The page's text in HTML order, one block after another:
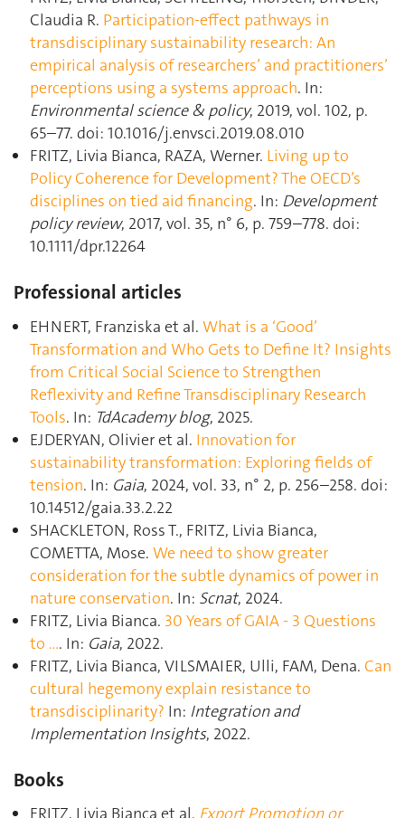
Claudia R. Participation-effect pathways in
transdisciplinary sustainability research: An
empirical analysis of researchers’ and practitioners’
perceptions using a systems approach. In:
Environmental science & policy, 2019, vol. 102, p.
65–77. doi: 10.1016/j.envsci.2019.08.010
FRITZ, Livia Bianca, RAZA, Werner. Living up to
Policy Coherence for Development? The OECD’s
disciplines on tied aid financing. In: Development
policy review, 2017, vol. 35, n° 6, p. 759–778. doi:
10.1111/dpr.12264
Professional articles
EHNERT, Franziska et al. What is a ‘Good’
Transformation and Who Gets to Define It? Insights
from Critical Social Science to Strengthen
Reflexivity and Refine Transdisciplinary Research
Tools. In: TdAcademy blog, 2025.
EJDERYAN, Olivier et al. Innovation for
sustainability transformation: Exploring fields of
tension. In: Gaia, 2024, vol. 33, n° 2, p. 256–258. doi:
10.14512/gaia.33.2.22
SHACKLETON, Ross T., FRITZ, Livia Bianca,
COMETTA, Mose. We need to show greater
consideration for the subtle dynamics of power in
nature conservation. In: Scnat, 2024.
FRITZ, Livia Bianca. 30 Years of GAIA ‐ 3 Questions
to …. In: Gaia, 2022.
FRITZ, Livia Bianca, VILSMAIER, Ulli, FAM, Dena. Can
cultural hegemony explain resistance to
transdisciplinarity? In: Integration and
Implementation Insights, 2022.
Books